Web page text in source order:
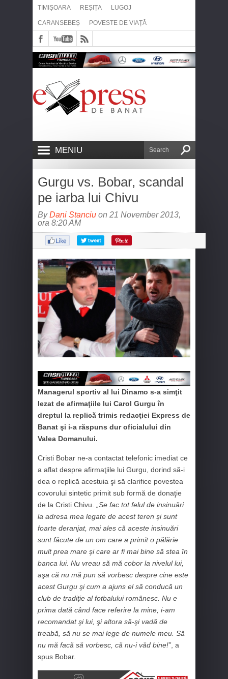
TIMIȘOARA REȘIȚA LUGOJ
CARANSEBEȘ POVESTE DE VIAȚĂ
MENIU
Gurgu vs. Bobar, scandal
pe iarba lui Chivu
ByDani Stanciu on 21 November 2013,
ora 8:20 AM
Managerul sportiv al lui Dinamo s-a simţit
lezat de afirmaţiile lui Carol Gurgu în
dreptul la replică trimis redacţiei Express de
Banat şi i-a răspuns dur oficialului din
Valea Domanului.
Cristi Bobar ne-a contactat telefonic imediat ce
a aflat despre afirmaţiile lui Gurgu, dorind să-i
dea o replică acestuia şi să clarifice povestea
covorului sintetic primit sub formă de donaţie
de la Cristi Chivu.
„Se fac tot felul de insinuări
la adresa mea legate de acest teren şi sunt
foarte deranjat, mai ales că aceste insinuări
sunt făcute de un om care a primit o pălărie
mult prea mare şi care ar fi mai bine să stea în
banca lui. Nu vreau să mă cobor la nivelul lui,
aşa că nu mă pun să vorbesc despre cine este
acest Gurgu şi cum a ajuns el să conducă un
club de tradiţie al fotbalului românesc. Nu e
prima dată când face referire la mine, i-am
recomandat şi lui, şi altora să-şi vadă de
treabă, să nu se mai lege de numele meu. Să
nu mă facă să vorbesc, că nu-i văd bine!” , a
spus Bobar.